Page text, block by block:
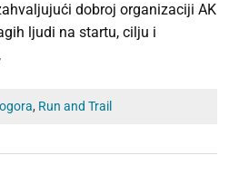
dobroj organizaciji AK
ljudi na startu, cilju i
, Run and Trail